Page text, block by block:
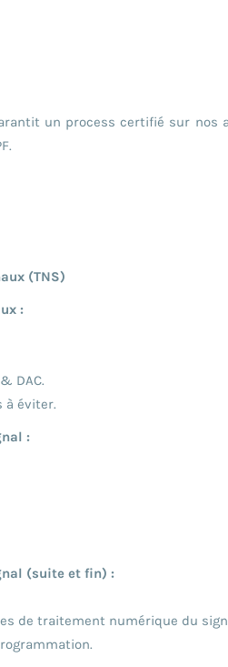
un process certifié sur nos
(TNS)
:
DAC.
à éviter.
:
(suite et fin) :
de traitement numérique du